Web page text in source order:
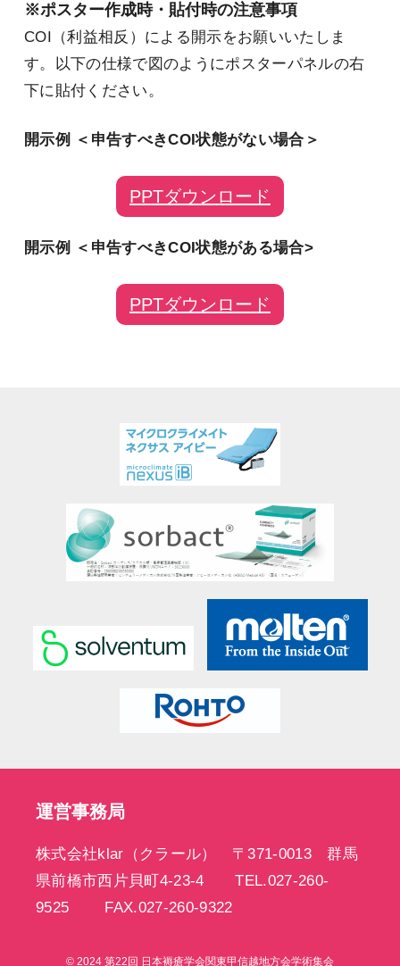
※ポスター作成時・貼付時の注意事項
COI（利益相反）による開示をお願いいたしま
す。以下の仕様で図のようにポスターパネルの右
下に貼付ください。
開示例 ＜申告すべきCOI状態がない場合＞
PPTダウンロード
開示例 ＜申告すべきCOI状態がある場合>
PPTダウンロード
運営事務局
株式会社klar（クラール） 〒371-0013 群馬
県前橋市西片貝町4-23-4 TEL.027-260-
9525 FAX.027-260-9322
© 2024 第22回 日本褥瘡学会関東甲信越地方会学術集会